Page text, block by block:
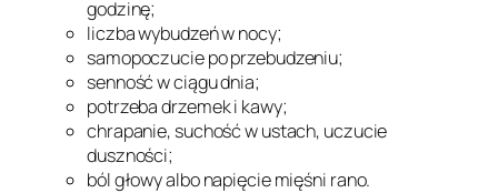
godzinę;
liczba wybudzeń w nocy;
samopoczucie po przebudzeniu;
senność w ciągu dnia;
potrzeba drzemek i kawy;
chrapanie, suchość w ustach, uczucie
duszności;
ból głowy albo napięcie mięśni rano.